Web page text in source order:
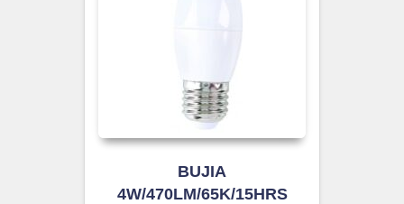
BUJIA
4W/470LM/65K/15HRS